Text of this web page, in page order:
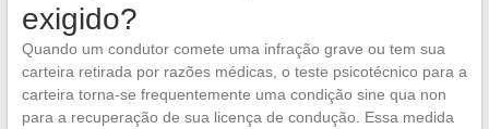
exigido?
Quando um condutor comete uma infração grave ou tem sua
carteira retirada por razões médicas, o teste psicotécnico para a
carteira torna-se frequentemente uma condição sine qua non
para a recuperação de sua licença de condução. Essa medida